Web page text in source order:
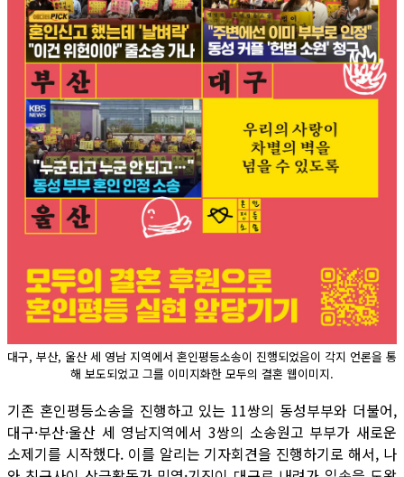
대구, 부산, 울산 세 영남 지역에서 혼인평등소송이 진행되었음이 각지 언론을 통
해 보도되었고 그를 이미지화한 모두의 결혼 웹이미지.
기존 혼인평등소송을 진행하고 있는 11쌍의 동성부부와 더불어,
대구·부산·울산 세 영남지역에서 3쌍의 소송원고 부부가 새로운
소제기를 시작했다. 이를 알리는 기자회견을 진행하기로 해서, 나